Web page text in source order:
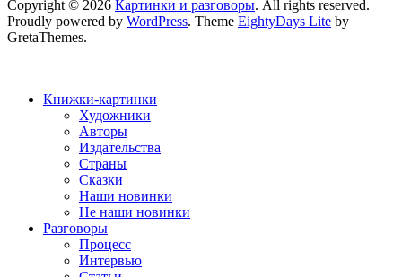
Copyright © 2026 Картинки и разговоры. All rights reserved.
Proudly powered by WordPress. Theme EightyDays Lite by
GretaThemes.
Книжки-картинки
Художники
Авторы
Издательства
Страны
Сказки
Наши новинки
Не наши новинки
Разговоры
Процесс
Интервью